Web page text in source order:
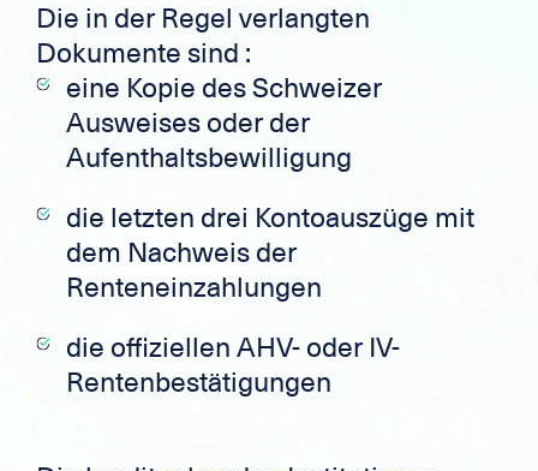
Die in der Regel verlangten
Dokumente sind :
eine Kopie des Schweizer
Ausweises oder der
Aufenthaltsbewilligung
die letzten drei Kontoauszüge mit
dem Nachweis der
Renteneinzahlungen
die offiziellen AHV- oder IV-
Rentenbestätigungen